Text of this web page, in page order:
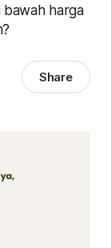
harga
Share